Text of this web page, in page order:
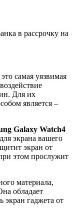
в рассрочку на
самая уязвимая
Для их
является –
Galaxy Watch4
экрана вашего
экран от
этом прослужит
материала,
обладает
экран гаджета от